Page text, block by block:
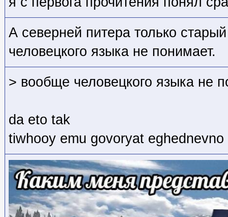
А северней питера только
человецкого языка не понимает.
> вообще человецкого языка не
da eto tak
tiwhooy emu govoryat eghednevno